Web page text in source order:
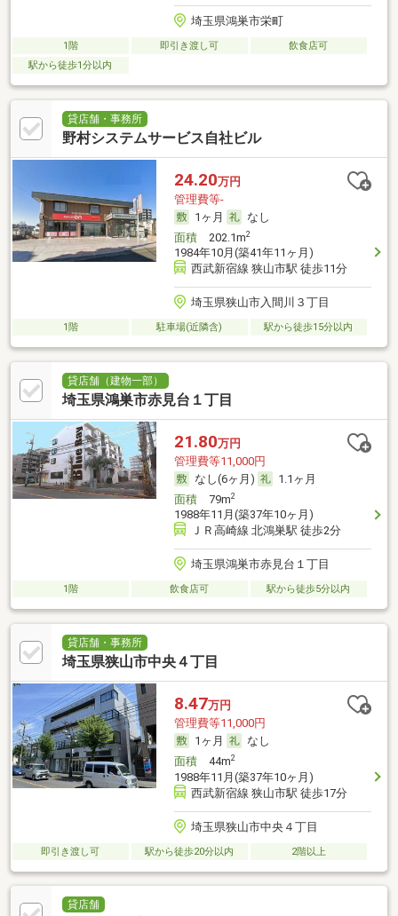
埼玉県鴻巣市栄町
1階 即引き渡し可
飲食店可
駅から徒歩1分以内
貸店舗・事務所
野村システムサービス自社ビル
24.20万円
管理費等-
1ヶ月
なし
面積202.1m2
1984年10月(築41年11ヶ月)
西武新宿線 狭山市駅 徒歩11分
埼玉県狭山市入間川３丁目
1階 駐車場(近隣含) 駅から徒歩15分以内
貸店舗（建物一部）
埼玉県鴻巣市赤見台１丁目
21.80万円
管理費等11,000円
なし(6ヶ月)
1.1ヶ月
面積79m2
1988年11月(築37年10ヶ月)
ＪＲ高崎線 北鴻巣駅 徒歩2分
埼玉県鴻巣市赤見台１丁目
1階 飲食店可 駅から徒歩5分以内
貸店舗・事務所
埼玉県狭山市中央４丁目
8.47万円
管理費等11,000円
1ヶ月
なし
面積44m2
1988年11月(築37年10ヶ月)
西武新宿線 狭山市駅 徒歩17分
埼玉県狭山市中央４丁目
即引き渡し可 駅から徒歩20分以内 2階以上
貸店舗